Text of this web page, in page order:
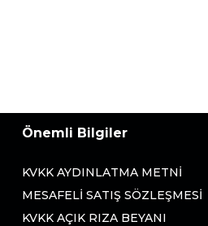
Önemli Bilgiler
KVKK AYDINLATMA METNI
MESAFELI SATIŞ SÖZLEŞMESI
KVKK AÇIK RIZA BEYANI